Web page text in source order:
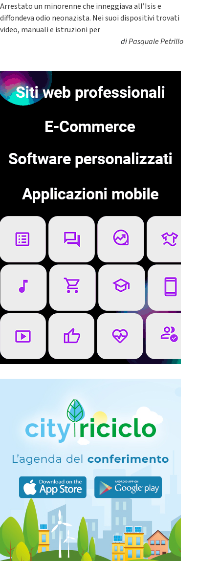
Arrestato un minorenne che inneggiava all’Isis e
diffondeva odio neonazista. Nei suoi dispositivi trovati
video, manuali e istruzioni per
diPasquale Petrillo